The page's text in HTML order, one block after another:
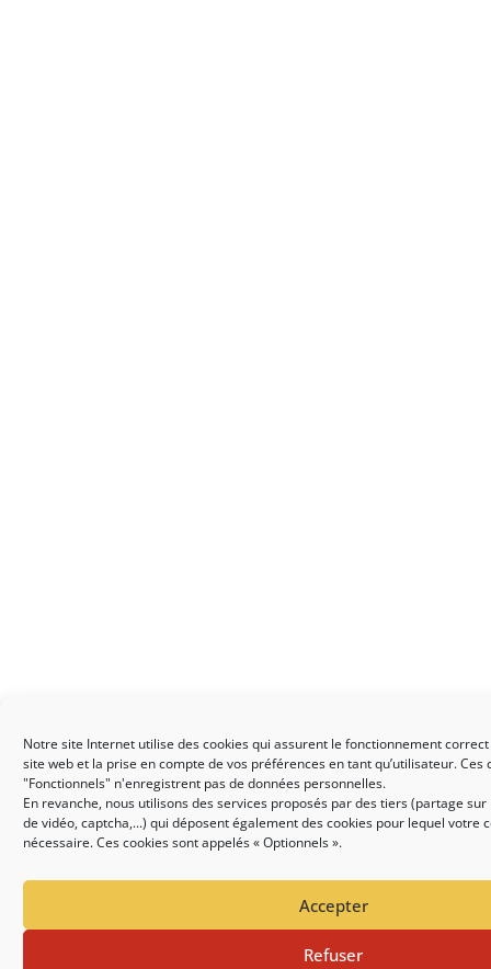
Notre site Internet utilise des cookies qui assurent le fonctionnement
site web et la prise en compte de vos préférences en tant qu’utilisateur. Ces
"Fonctionnels" n'enregistrent pas de données personnelles.
En revanche, nous utilisons des services proposés par des tiers (partage
de vidéo, captcha,...) qui déposent également des cookies pour lequel votre
nécessaire. Ces cookies sont appelés « Optionnels ».
Accepter
Refuser